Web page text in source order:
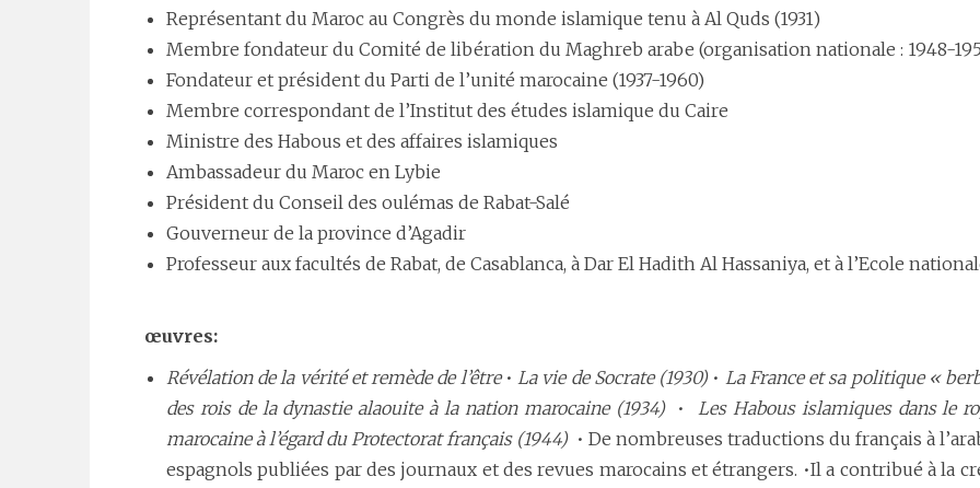
Représentant du Maroc au Congrès du monde islamique tenu à Al Quds (1931)
Membre fondateur du Comité de libération du Maghreb arabe (organisation nationale : 1948-
Fondateur et président du Parti de l’unité marocaine (1937-1960)
Membre correspondant de l’Institut des études islamique du Caire
Ministre des Habous et des affaires islamiques
Ambassadeur du Maroc en Lybie
Président du Conseil des oulémas de Rabat-Salé
Gouverneur de la province d’Agadir
Professeur aux facultés de Rabat, de Casablanca, à Dar El Hadith Al Hassaniya, et à l’Ecole
œuvres:
Révélation de la vérité et remède de l’être • La vie de Socrate (1930) • La France et sa politique «
des rois de la dynastie alaouite à la nation marocaine (1934) •
Les Habous islamiques dans le
marocaine à l’égard du Protectorat français (1944) • De nombreuses traductions du français à
espagnols publiées par des journaux et des revues marocains et étrangers. •Il a contribué à la